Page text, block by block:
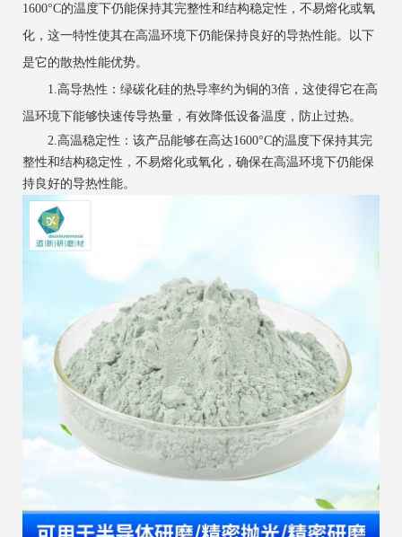
1600°C的温度下仍能保持其完整性和结构稳定性，不易熔化或氧
化，这一特性使其在高温环境下仍能保持良好的导热性能‌。以下
是它的散热性能优势。
‌1.高导热性‌：绿碳化硅的热导率约为铜的3倍，这使得它在高
温环境下能够快速传导热量，有效降低设备温度，防止过热‌。
‌2.高温稳定性‌：该产品能够在高达1600°C的温度下保持其完
整性和结构稳定性，不易熔化或氧化，确保在高温环境下仍能保
持良好的导热性能‌。